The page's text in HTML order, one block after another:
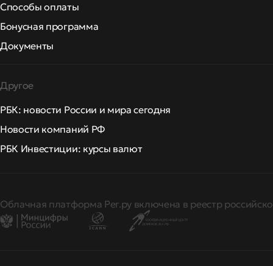
Способы оплаты
Бонусная программа
Документы
Другое
РБК: новости России и мира сегодня
Новости компаний РФ
РБК Инвестиции: курсы валют
Облачная платформа Рег.ру включена в реестр